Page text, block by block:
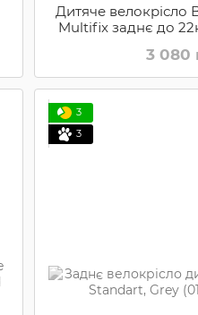
Дитяче велокрісло
Multifix заднє до
3 080
3
3